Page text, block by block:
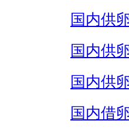
国内供
国内供
国内供
国内借